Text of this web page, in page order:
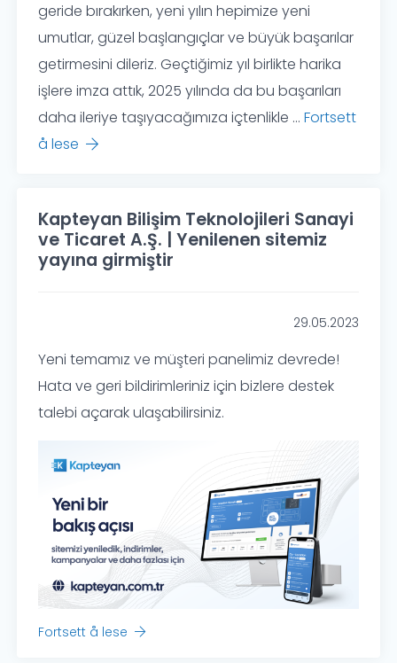
geride bırakırken, yeni yılın hepimize yeni
umutlar, güzel başlangıçlar ve büyük başarılar
getirmesini dileriz. Geçtiğimiz yıl birlikte harika
işlere imza attık, 2025 yılında da bu başarıları
daha ileriye taşıyacağımıza içtenlikle ...Fortsett
å lese
Kapteyan Bilişim Teknolojileri Sanayi
ve Ticaret A.Ş. | Yenilenen sitemiz
yayına girmiştir
29.05.2023
Yeni temamız ve müşteri panelimiz devrede!
Hata ve geri bildirimleriniz için bizlere destek
talebi açarak ulaşabilirsiniz.
Fortsett å lese